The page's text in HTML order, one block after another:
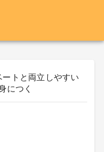
トと両立しやすい
につく